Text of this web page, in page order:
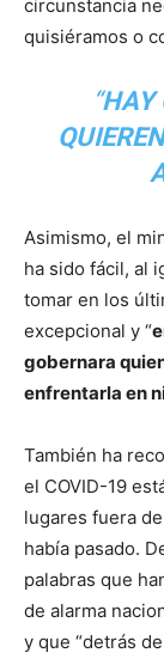
circunstancia
quisiéramos o
“HAY
Asimismo, el
ha sido fácil, al
tomar en los
excepcional y “
gobernara
enfrentarla en
También ha
el COVID-19
lugares fuera
había pasado.
palabras que
de alarma
y que “detrás